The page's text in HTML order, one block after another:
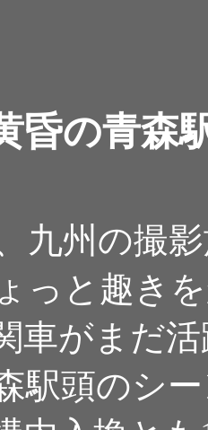
昏の青森
九州の撮
っと趣き
車がまだ
駅頭のシ